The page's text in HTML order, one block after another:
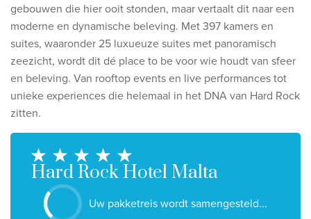
Bekijk alle rondreizen
Ontdek onze thema's
Huwelijksreis
Luxury
Bekijk alle thema's
De beste aanbiedingen
gebouwen die hier ooit stonden, maar vertaalt dit naar een
moderne en dynamische beleving. Met 397 kamers en
suites, waaronder 25 luxueuze suites met panoramisch
zeezicht, wordt dit dé place to be voor wie houdt van sfeer
en beleving. Van rooftop events en live performances tot
unieke experiences die helemaal in het DNA van Hard Rock
zitten.
Hard Rock Hotel Malta
Uw pakketreis wordt samengesteld...